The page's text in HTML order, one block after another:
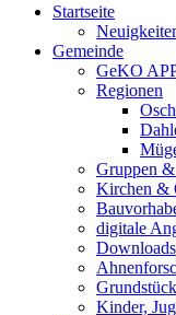
Startseite
Gemeinde
GeKO
Regionen
Gruppen
Kirchen &
digitale
Downloads
Kinder,